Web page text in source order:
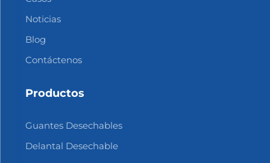
Noticias
Blog
Contáctenos
Productos
Guantes Desechables
Delantal Desechable